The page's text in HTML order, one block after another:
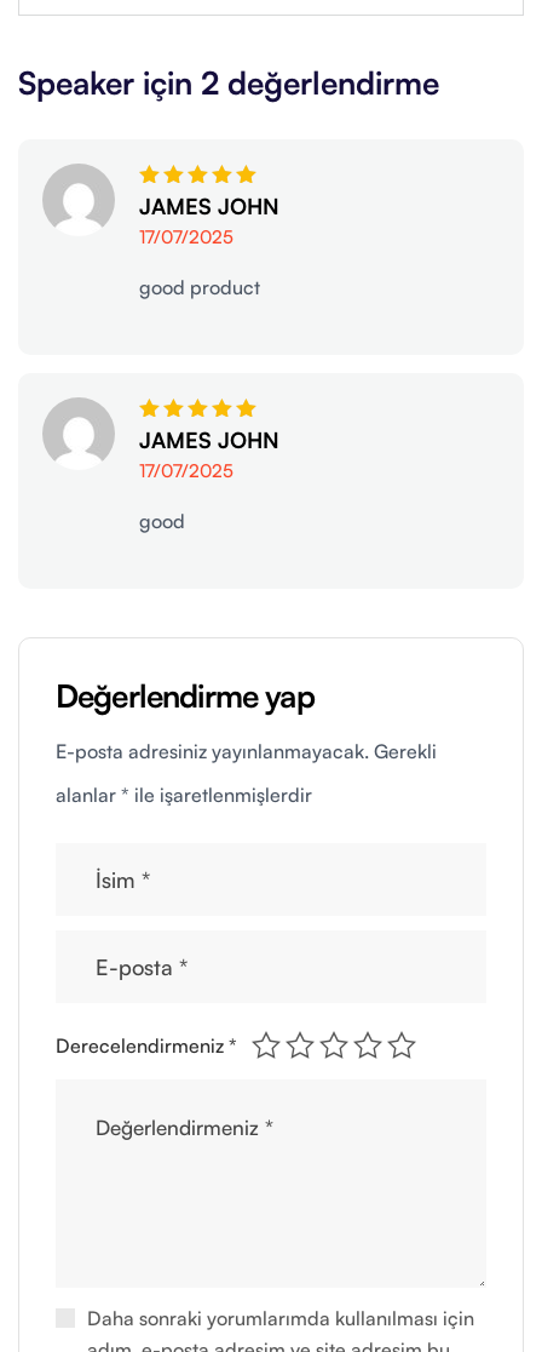
Speaker için 2 değerlendirme
5
üzerinden
5oy aldı
JAMES JOHN
17/07/2025
good product
5
üzerinden
5oy aldı
JAMES JOHN
17/07/2025
good
Değerlendirme yap
E-posta adresiniz yayınlanmayacak. Gerekli
alanlar * ile işaretlenmişlerdir
Daha sonraki yorumlarımda kullanılması için
Derecelendirmeniz *